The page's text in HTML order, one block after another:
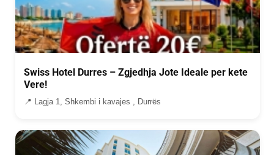
Swiss Hotel Durres – Zgjedhja Jote Ideale per kete
Vere!
📍 Lagja 1, Shkembi i kavajes , Durrës